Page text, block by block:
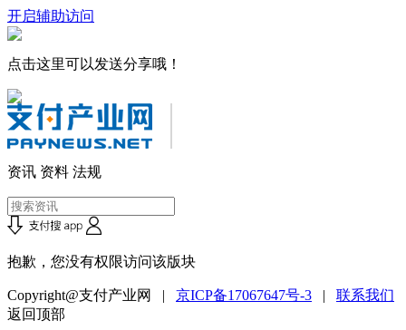
开启辅助访问
点击这里可以发送分享哦！
资讯 资料 法规
抱歉，您没有权限访问该版块
Copyright@支付产业网 | 京ICP备17067647号-3 | 联系我们
返回顶部